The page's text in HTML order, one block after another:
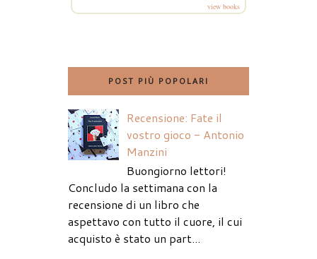
view books
POST PIÙ POPOLARI
Recensione: Fate il
vostro gioco - Antonio
Manzini
Buongiorno lettori!
Concludo la settimana con la
recensione di un libro che
aspettavo con tutto il cuore, il cui
acquisto è stato un part...